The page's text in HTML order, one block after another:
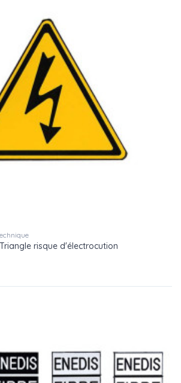
risque d'électrocution